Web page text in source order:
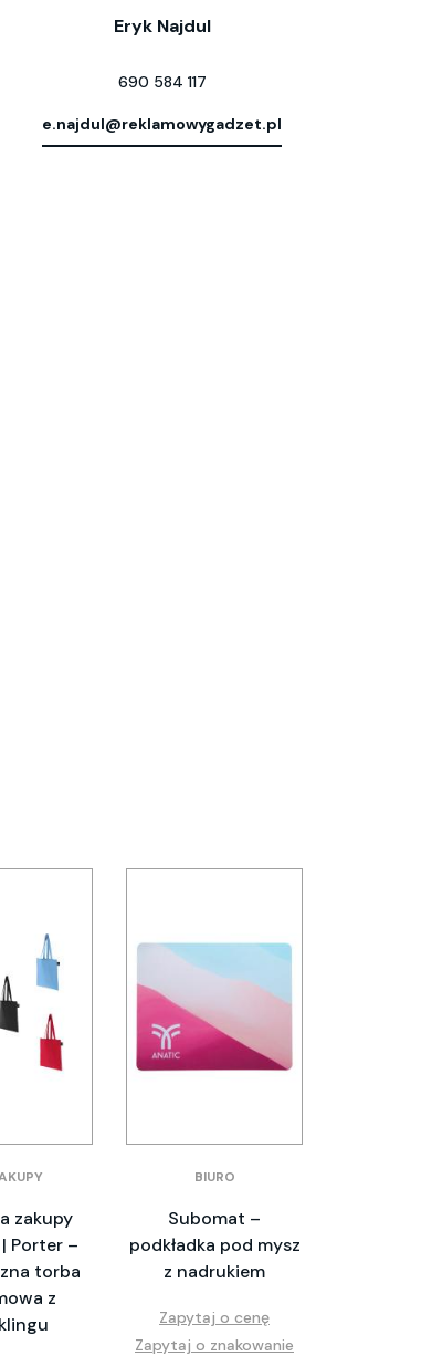
Eryk Najdul
690 584 117
e.najdul@reklamowygadzet.pl
zakupy
| Porter –
torba
z
BIURO
Subomat –
podkładka pod mysz
z nadrukiem
Zapytaj o cenę
Zapytaj o znakowanie